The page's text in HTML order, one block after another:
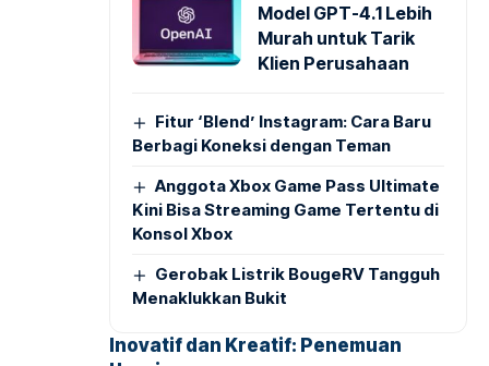
Model GPT-4.1 Lebih
Murah untuk Tarik
Klien Perusahaan
Fitur ‘Blend’ Instagram: Cara Baru
Berbagi Koneksi dengan Teman
Anggota Xbox Game Pass Ultimate
Kini Bisa Streaming Game Tertentu di
Konsol Xbox
Gerobak Listrik BougeRV Tangguh
Menaklukkan Bukit
Inovatif dan Kreatif: Penemuan